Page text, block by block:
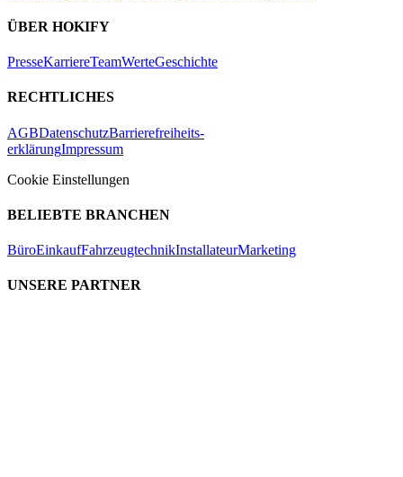
ÜBER HOKIFY
PresseKarriereTeamWerteGeschichte
RECHTLICHES
AGBDatenschutzBarrierefreiheits-
erklärungImpressum
Cookie Einstellungen
BELIEBTE BRANCHEN
BüroEinkaufFahrzeugtechnikInstallateurMarketing
UNSERE PARTNER